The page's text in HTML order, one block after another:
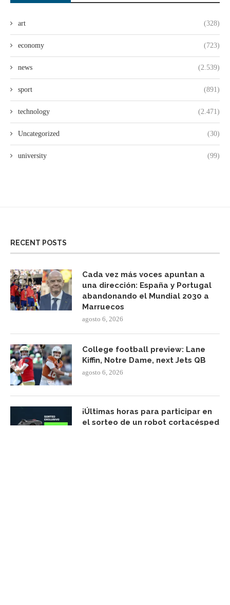
art (328)
economy (723)
news (2.539)
sport (891)
technology (2.471)
Uncategorized (30)
university (99)
RECENT POSTS
Cada vez más voces apuntan a
una dirección: España y Portugal
abandonando el Mundial 2030 a
Marruecos
agosto 6, 2026
College football preview: Lane
Kiffin, Notre Dame, next Jets QB
agosto 6, 2026
¡Últimas horas para participar en
el sorteo de un robot cortacésped